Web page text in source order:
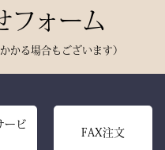
トの力です。
手ではない。だが、圧倒
にかっこいい。
い選手ほど、道具にも品
る竹刀袋です。
フォーム
る場合もございます）
ービ
FAX注文